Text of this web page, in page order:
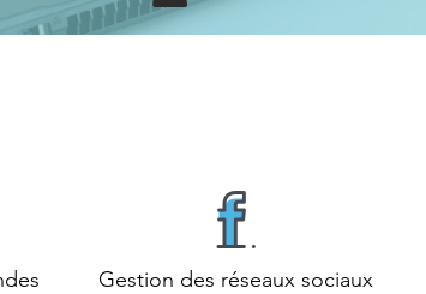
Gestion des réseaux sociaux